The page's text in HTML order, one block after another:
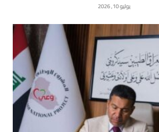
يوليو 10, 2026